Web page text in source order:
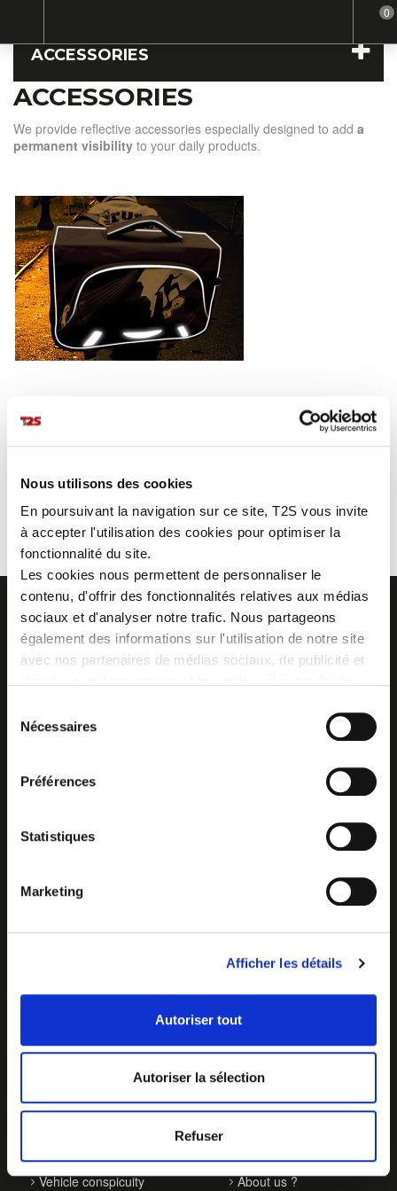
Nous utilisons des cookies
En poursuivant la navigation sur ce site, T2S vous invite
à accepter l'utilisation des cookies pour optimiser la
fonctionnalité du site.
Les cookies nous permettent de personnaliser le
contenu, d'offrir des fonctionnalités relatives aux médias
sociaux et d'analyser notre trafic. Nous partageons
également des informations sur l'utilisation de notre site
avec nos partenaires de médias sociaux, de publicité et
collectées lors de votre utilisation de leurs services.
Nécessaires
Préférences
Statistiques
Marketing
Afficher les détails
Autoriser tout
Autoriser la sélection
Refuser
ACCESSORIES
ACCESSORIES
We provide reflective accessories especially designed to add a
permanent visibility to your daily products.
REFLECTIVE THREAD 100% REFLECTIVE PIPING
OUR ACTIVITIES
Vehicle conspicuity
ABOUT US
About us ?
0